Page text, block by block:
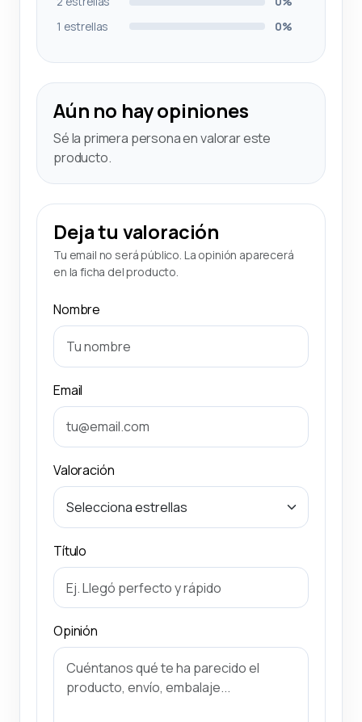
1 estrellas
0%
Aún no hay opiniones
Sé la primera persona en valorar este
producto.
Deja tu valoración
Tu email no será público. La opinión aparecerá
en la ficha del producto.
Nombre
Email
Valoración
Título
Opinión